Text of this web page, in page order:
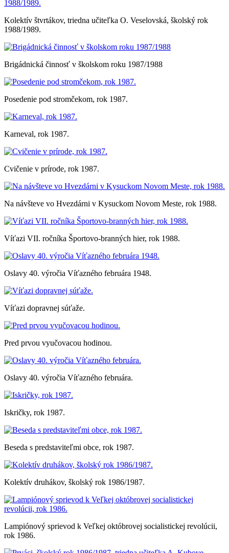
Kolektív štvrtákov, triedna učiteľka O. Veselovská, školský rok
1988/1989.
Brigádnická činnosť v školskom roku 1987/1988
Posedenie pod stromčekom, rok 1987.
Karneval, rok 1987.
Cvičenie v prírode, rok 1987.
Na návšteve vo Hvezdárni v Kysuckom Novom Meste, rok 1988.
Víťazi VII. ročníka Športovo-branných hier, rok 1988.
Oslavy 40. výročia Víťazného februára 1948.
Víťazi dopravnej súťaže.
Pred prvou vyučovacou hodinou.
Oslavy 40. výročia Víťazného februára.
Iskričky, rok 1987.
Beseda s predstaviteľmi obce, rok 1987.
Kolektív druhákov, školský rok 1986/1987.
Lampiónový sprievod k Veľkej októbrovej socialistickej revolúcii,
rok 1986.